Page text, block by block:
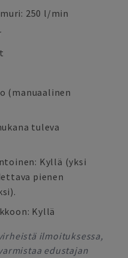
250 l/min
(manuaalinen
tuleva
Kyllä (yksi
pienen
Kyllä
ilmoituksessa,
edustajan